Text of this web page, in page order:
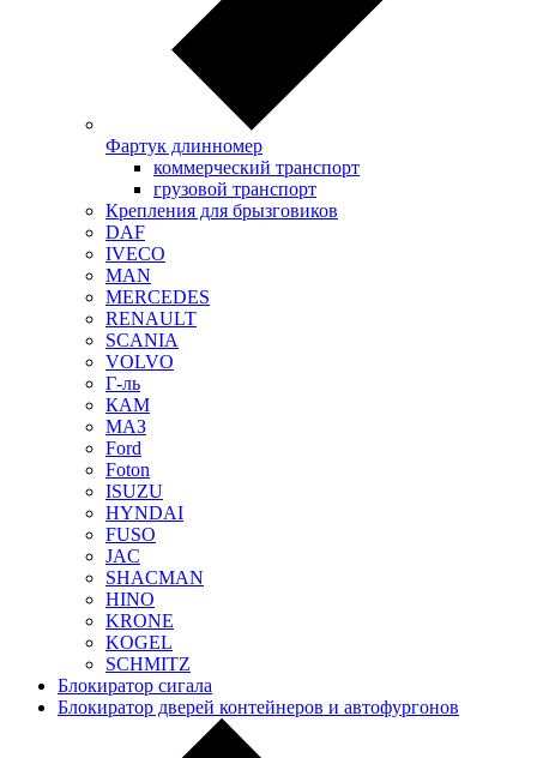
Фартук длинномер
коммерческий транспорт
грузовой транспорт
Крепления для брызговиков
DAF
IVECO
MAN
MERCEDES
RENAULT
SCANIA
VOLVO
Г-ль
КАМ
МАЗ
Ford
Foton
ISUZU
HYNDAI
FUSO
JAC
SHACMAN
HINO
KRONE
KOGEL
SCHMITZ
Блокиратор сигала
Блокиратор дверей контейнеров и автофургонов